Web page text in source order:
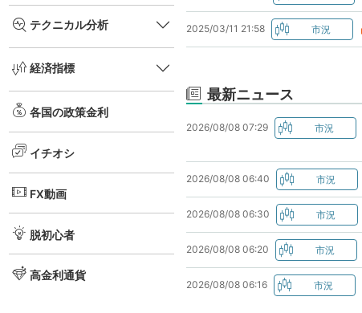
テクニカル分析
経済指標
各国の政策金利
イチオシ
FX動画
脱初心者
高金利通貨
2025/03/11 21:58
最新ニュース
2026/08/08 07:29
2026/08/08 06:40
2026/08/08 06:30
2026/08/08 06:20
2026/08/08 06:16